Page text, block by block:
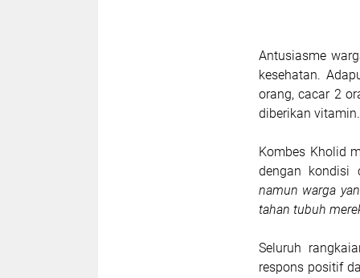
Antusiasme
kesehatan.
orang, cacar 2
diberikan vitamin.
Kombes Kholid
dengan kondisi
namun warga
tahan tubuh
Seluruh
respons positif